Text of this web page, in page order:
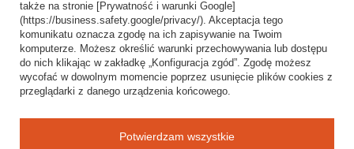
Odstąpienie od umowy
Popularne kategorie
Opony bezdętkowe
Opony dętkowe
także na stronie [Prywatność i warunki Google]
(https://business.safety.google/privacy/). Akceptacja tego
komunikatu oznacza zgodę na ich zapisywanie na Twoim
komputerze. Możesz określić warunki przechowywania lub dostępu
do nich klikając w zakładkę „Konfiguracja zgód”. Zgodę możesz
wycofać w dowolnym momencie poprzez usunięcie plików cookies z
przeglądarki z danego urządzenia końcowego.
Potwierdzam wszystkie